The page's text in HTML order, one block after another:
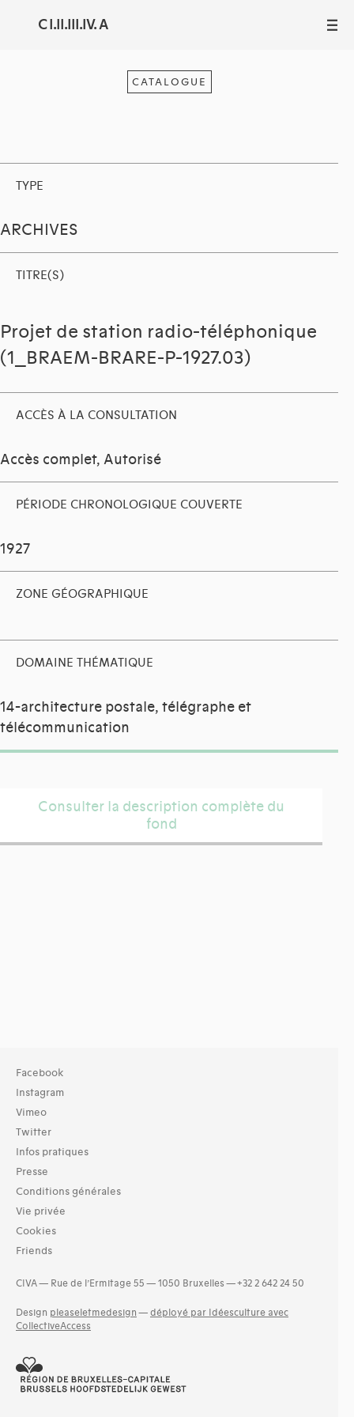
C I.II.III.IV. A III
CATALOGUE
TYPE
ARCHIVES
TITRE(S)
Projet de station radio-téléphonique
(1_BRAEM-BRARE-P-1927.03)
ACCÈS À LA CONSULTATION
Accès complet, Autorisé
PÉRIODE CHRONOLOGIQUE COUVERTE
1927
ZONE GÉOGRAPHIQUE
DOMAINE THÉMATIQUE
14-architecture postale, télégraphe et
télécommunication
Consulter la description complète du
fond
Facebook
Instagram
Vimeo
Twitter
Infos pratiques
Presse
Conditions générales
Vie privée
Cookies
Friends
CIVA — Rue de l’Ermitage 55 — 1050 Bruxelles — +32 2 642 24 50
Design pleaseletmedesign — déployé par Idéesculture avec
CollectiveAccess